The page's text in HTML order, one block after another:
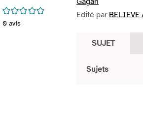
/5
0 avis
Edité par
SUJET
Sujets